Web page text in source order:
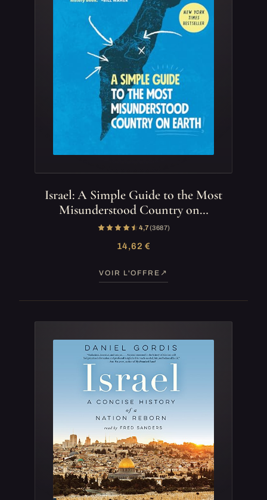
Israel: A Simple Guide to the Most
Misunderstood Country on…
4,7(3 687)
14,62 €
VOIR L'OFFRE